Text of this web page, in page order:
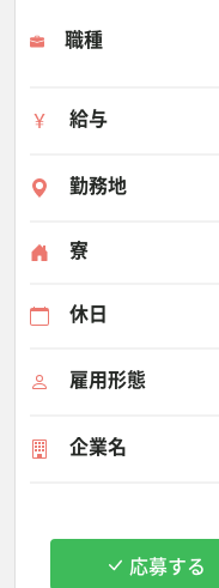
職種
給与
勤務地
寮
休日
雇用形態
企業名
応募する